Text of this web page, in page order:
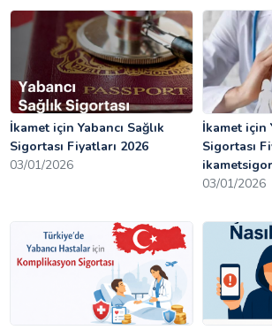
İkamet için Yabancı Sağlık
Sigortası Fiyatları 2026
03/01/2026
İkamet için
Sigortası
03/01/2026